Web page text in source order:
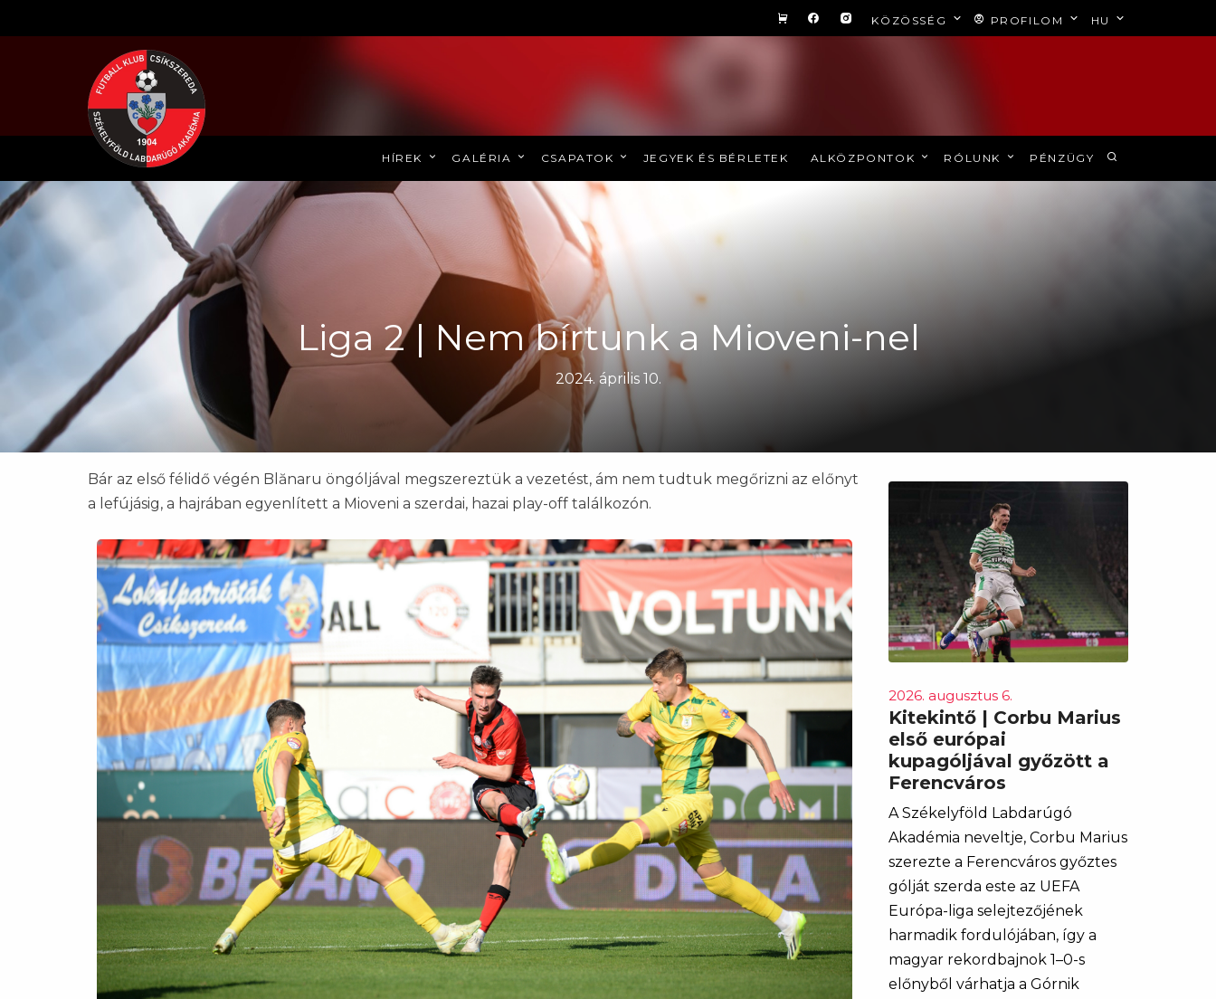
KÖZÖSSÉG PROFILOM HU
HÍREK GALÉRIA CSAPATOK JEGYEK ÉS BÉRLETEK ALKÖZPONTOK RÓLUNK PÉNZÜGY
Liga 2 | Nem bírtunk a Mioveni-nel
2024. április 10.
Bár az első félidő végén Blănaru öngóljával megszereztük a vezetést, ám nem tudtuk megőrizni az előnyt
a lefújásig, a hajrában egyenlített a Mioveni a szerdai, hazai play-off találkozón.
2026. augusztus 6.
Kitekintő | Corbu Marius
első európai
kupagóljával győzött a
Ferencváros
A Székelyföld Labdarúgó
Akadémia neveltje, Corbu Marius
szerezte a Ferencváros győztes
gólját szerda este az UEFA
Európa-liga selejtezőjének
harmadik fordulójában, így a
magyar rekordbajnok 1–0-s
előnyből várhatja a Górnik